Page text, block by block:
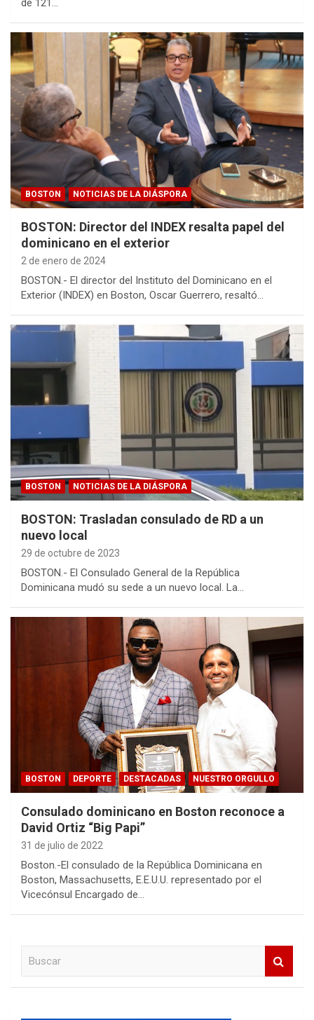
de 121…
BOSTON NOTICIAS DE LA DIÁSPORA
BOSTON: Director del INDEX resalta papel del
dominicano en el exterior
2 de enero de 2024
BOSTON.- El director del Instituto del Dominicano en el
Exterior (INDEX) en Boston, Oscar Guerrero, resaltó…
BOSTON NOTICIAS DE LA DIÁSPORA
BOSTON: Trasladan consulado de RD a un
nuevo local
29 de octubre de 2023
BOSTON.- El Consulado General de la República
Dominicana mudó su sede a un nuevo local. La…
BOSTON DEPORTE DESTACADAS NUESTRO ORGULLO
Consulado dominicano en Boston reconoce a
David Ortiz “Big Papi”
31 de julio de 2022
Boston.-El consulado de la República Dominicana en
Boston, Massachusetts, E.E.U.U. representado por el
Vicecónsul Encargado de…